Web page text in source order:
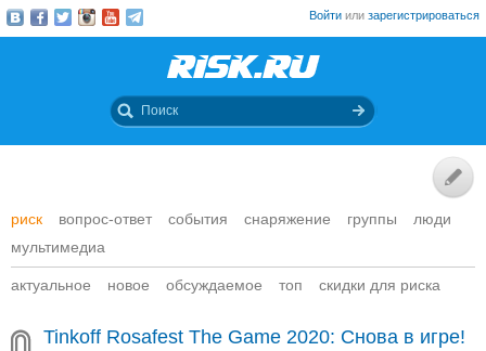
Войти или зарегистрироваться
риск вопрос-ответ события снаряжение группы
люди
мультимедиа
актуальное новое обсуждаемое топ скидки для риска
Tinkoff Rosafest The Game 2020: Снова в игре!